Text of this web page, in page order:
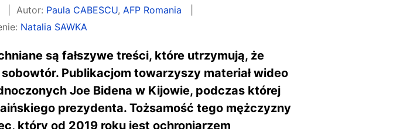
Autor: Paula CABESCU,AFP Romania
Natalia SAWKA
są fałszywe treści, które utrzymują, że
Publikacjom towarzyszy materiał wideo
Joe Bidena w Kijowie, podczas której
prezydenta. Tożsamość tego mężczyzny
który od 2019 roku jest ochroniarzem